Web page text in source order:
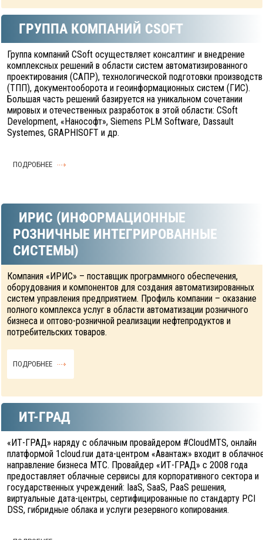
ГРУППА КОМПАНИЙ CSOFT
Группа компаний CSoft осуществляет консалтинг и внедрение
комплексных решений в области систем автоматизированного
проектирования (САПР), технологической подготовки
(ТПП), документооборота и геоинформационных систем (ГИС).
Большая часть решений базируется на уникальном сочетании
мировых и отечественных разработок в этой области: CSoft
Development, «Нанософт», Siemens PLM Software, Dassault
Systemes, GRAPHISOFT и др.
ПОДРОБНЕЕ
ИРИС (ИНФОРМАЦИОННЫЕ
РОЗНИЧНЫЕ ИНТЕГРИРОВАННЫЕ
СИСТЕМЫ)
Компания «ИРИС» – поставщик программного обеспечения,
оборудования и компонентов для создания автоматизированных
систем управления предприятием. Профиль компании – оказание
полного комплекса услуг в области автоматизации розничного
бизнеса и оптово-розничной реализации нефтепродуктов и
потребительских товаров.
ПОДРОБНЕЕ
ИТ-ГРАД
«ИТ-ГРАД» наряду с облачным провайдером #CloudМТS, онлайн
платформой 1cloud.ruи дата-центром «Авантаж» входит в
направление бизнеса МТС. Провайдер «ИТ-ГРАД» с 2008 года
предоставляет облачные сервисы для корпоративного сектора и
государственных учреждений: IaaS, SaaS, PaaS решения,
виртуальные дата-центры, сертифицированные по стандарту PCI
DSS, гибридные облака и услуги резервного копирования.